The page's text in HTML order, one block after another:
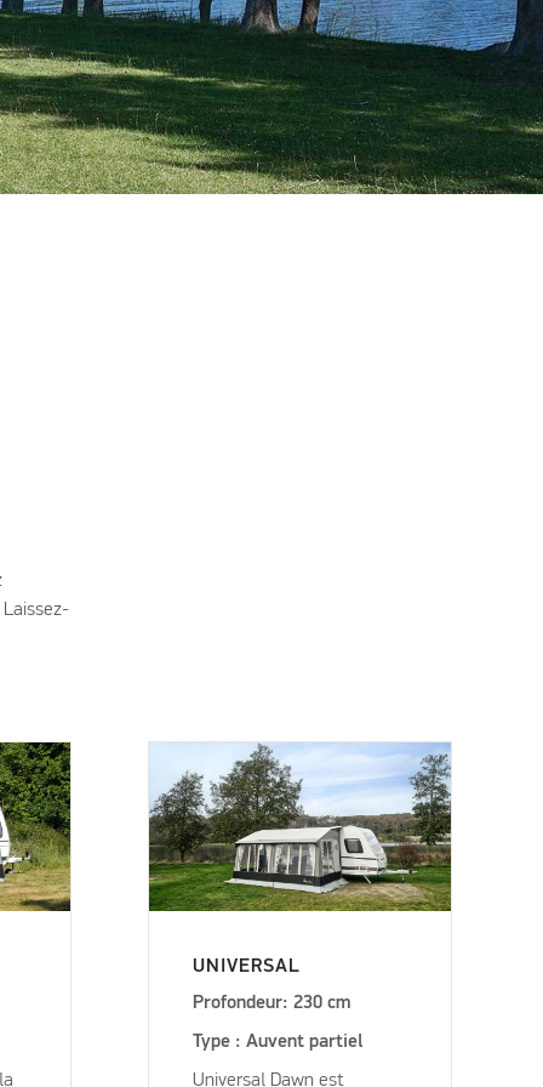
UNIVERSAL
Profondeur: 230 cm
Type : Auvent partiel
Universal Dawn est